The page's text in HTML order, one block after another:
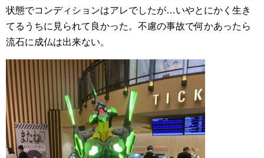
状態でコンディションはアレでしたが…いやとにかく生き
てるうちに見られて良かった。不慮の事故で何かあったら
流石に成仏は出来ない。